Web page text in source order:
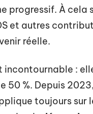
progressif. À cela
et autres
réelle.
incontournable :
50 %. Depuis
toujours